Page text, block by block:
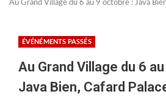
Au Grand Village du 6 au 9 octobre : Java
ÉVÉNÉMENTS PASSÉS
Au Grand Village du 6
Java Bien, Cafard